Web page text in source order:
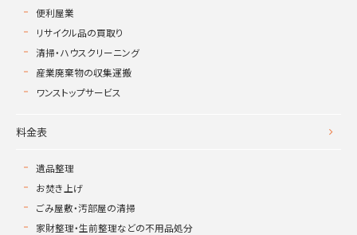
便利屋業
リサイクル品の買取り
清掃・ハウスクリーニング
産業廃棄物の収集運搬
ワンストップサービス
料金表
遺品整理
お焚き上げ
ごみ屋敷・汚部屋の清掃
家財整理・生前整理などの不用品処分